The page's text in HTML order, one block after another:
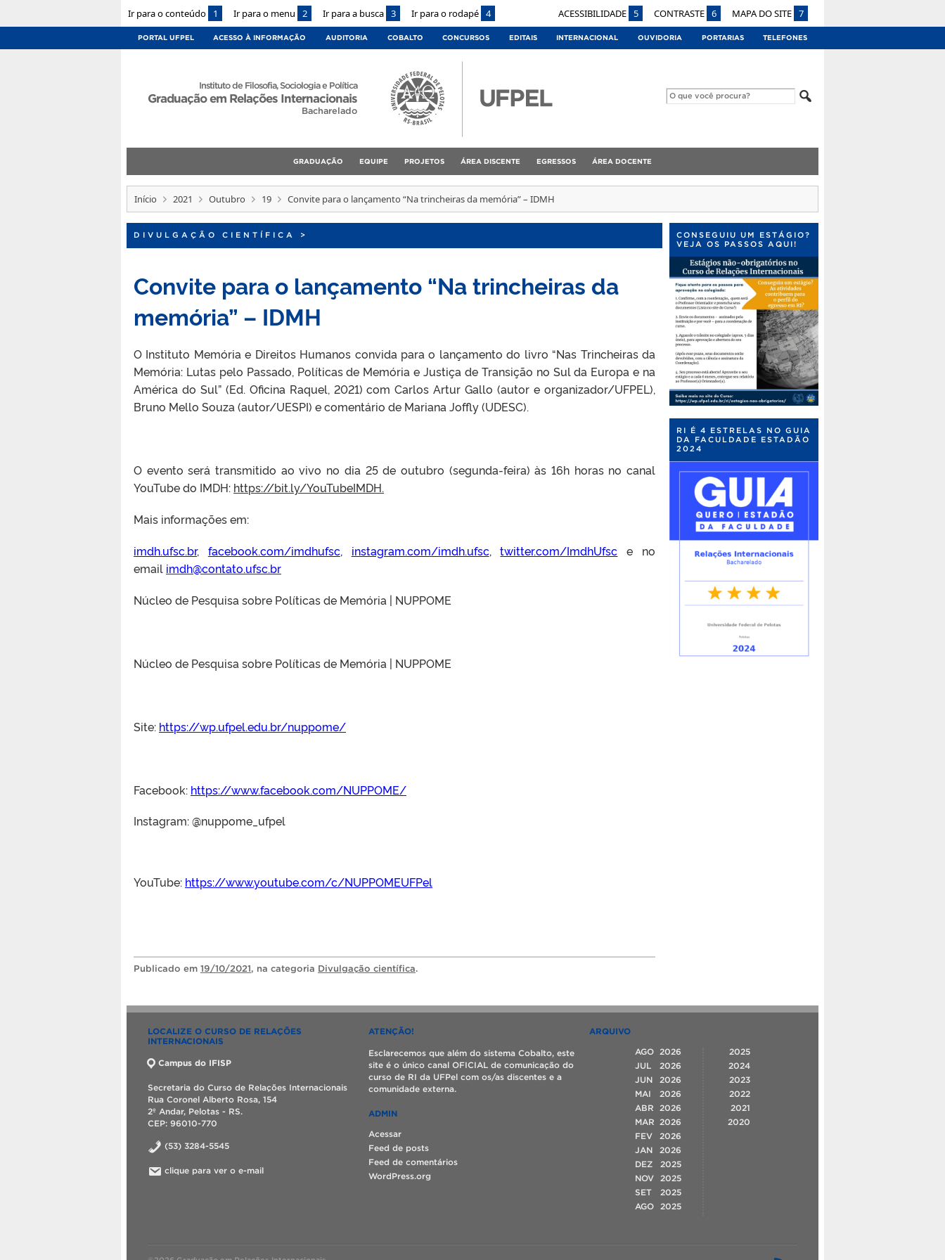
Ir para o conteúdo 1 Ir para o menu 2 Ir para a busca 3 Ir para o rodapé 4 ACESSIBILIDADE 5 CONTRASTE 6 MAPA DO SITE 7
PORTAL UFPEL ACESSO À INFORMAÇÃO AUDITORIA COBALTO CONCURSOS EDITAIS INTERNACIONAL OUVIDORIA PORTARIAS TELEFONES
Instituto de Filosofia, Sociologia e Política
Graduação em Relações Internacionais
Bacharelado
GRADUAÇÃO EQUIPE PROJETOS ÁREA DISCENTE EGRESSOS ÁREA DOCENTE
Início 2021 Outubro 19 Convite para o lançamento “Na trincheiras da memória” – IDMH
DIVULGAÇÃO CIENTÍFICA >
Convite para o lançamento “Na trincheiras da
memória” – IDMH
O Instituto Memória e Direitos Humanos convida para o lançamento do livro “Nas Trincheiras da
Memória: Lutas pelo Passado, Políticas de Memória e Justiça de Transição no Sul da Europa e na
América do Sul” (Ed. Oficina Raquel, 2021) com Carlos Artur Gallo (autor e organizador/UFPEL),
Bruno Mello Souza (autor/UESPI) e comentário de Mariana Joffly (UDESC).
O evento será transmitido ao vivo no dia 25 de outubro (segunda-feira) às 16h horas no canal
YouTube do IMDH: https://bit.ly/YouTubeIMDH.
Mais informações em:
imdh.ufsc.br, facebook.com/imdhufsc, instagram.com/imdh.ufsc,twitter.com/ImdhUfsc e no
email imdh@contato.ufsc.br
Núcleo de Pesquisa sobre Políticas de Memória | NUPPOME
Núcleo de Pesquisa sobre Políticas de Memória | NUPPOME
Site: https://wp.ufpel.edu.br/nuppome/
Facebook: https://www.facebook.com/NUPPOME/
Instagram: @nuppome_ufpel
YouTube: https://www.youtube.com/c/NUPPOMEUFPel
Publicado em 19/10/2021, na categoria Divulgação científica.
CONSEGUIU UM ESTÁGIO?
VEJA OS PASSOS AQUI!
RI É 4 ESTRELAS NO GUIA
DA FACULDADE ESTADÃO
2024
LOCALIZE O CURSO DE RELAÇÕES
INTERNACIONAIS
Campus do IFISP
Secretaria do Curso de Relações Internacionais
Rua Coronel Alberto Rosa, 154
2º Andar, Pelotas - RS.
CEP: 96010-770
(53) 3284-5545
clique para ver o e-mail
ATENÇÃO!
Esclarecemos que além do sistema Cobalto, este
site é o único canal OFICIAL de comunicação do
curso de RI da UFPel com os/as discentes e a
comunidade externa.
ADMIN
Acessar
Feed de posts
Feed de comentários
WordPress.org
ARQUIVO
AGO
2026
JUL
2026
JUN
2026
MAI
2026
ABR
2026
MAR
2026
FEV
2026
JAN
2026
DEZ
2025
NOV
2025
SET
2025
AGO
2025
2025
2024
2023
2022
2021
2020